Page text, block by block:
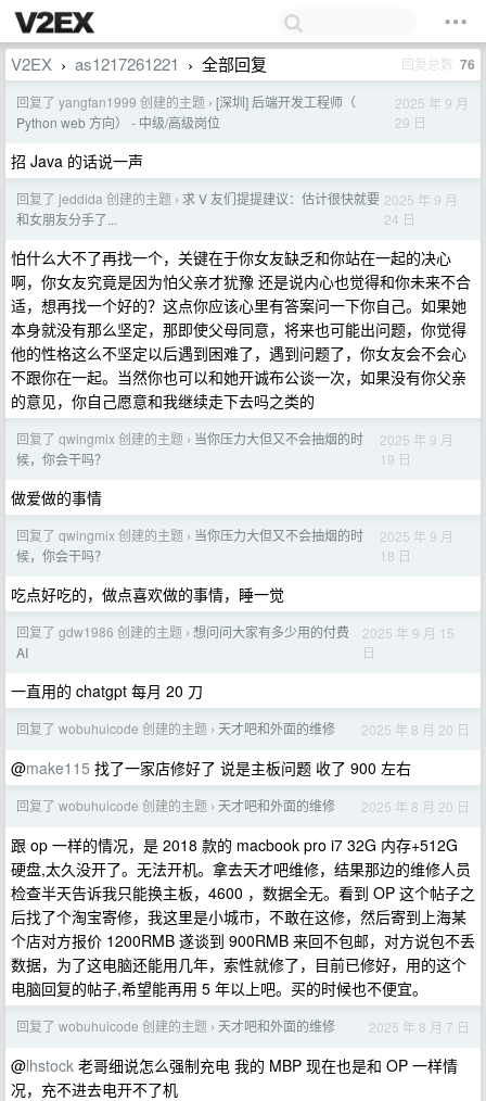
V2EX › as1217261221 › 全部回复 回复总数 76
回复了 yangfan1999 创建的主题 › [深圳] 后端开发工程师（
Python web 方向） - 中级/高级岗位
2025 年 9 月
29 日
招 Java 的话说一声
回复了 jeddida 创建的主题 › 求 V 友们提提建议：估计很快就要
和女朋友分手了...
2025 年 9 月
24 日
怕什么大不了再找一个，关键在于你女友缺乏和你站在一起的决心
啊，你女友究竟是因为怕父亲才犹豫 还是说内心也觉得和你未来不合
适，想再找一个好的？这点你应该心里有答案问一下你自己。如果她
本身就没有那么坚定，那即使父母同意，将来也可能出问题，你觉得
他的性格这么不坚定以后遇到困难了，遇到问题了，你女友会不会心
不跟你在一起。当然你也可以和她开诚布公谈一次，如果没有你父亲
的意见，你自己愿意和我继续走下去吗之类的
回复了 qwingmix 创建的主题 › 当你压力大但又不会抽烟的时
候，你会干吗？
2025 年 9 月
19 日
做爱做的事情
回复了 qwingmix 创建的主题 › 当你压力大但又不会抽烟的时
候，你会干吗？
2025 年 9 月
18 日
吃点好吃的，做点喜欢做的事情，睡一觉
回复了 gdw1986 创建的主题 › 想问问大家有多少用的付费
AI
2025 年 9 月 15
日
一直用的 chatgpt 每月 20 刀
回复了 wobuhuicode 创建的主题 › 天才吧和外面的维修 2025 年 8 月 20 日
@make115 找了一家店修好了 说是主板问题 收了 900 左右
回复了 wobuhuicode 创建的主题 › 天才吧和外面的维修 2025 年 8 月 20 日
跟 op 一样的情况，是 2018 款的 macbook pro i7 32G 内存+512G
硬盘,太久没开了。无法开机。拿去天才吧维修，结果那边的维修人员
检查半天告诉我只能换主板，4600 ，数据全无。看到 OP 这个帖子之
后找了个淘宝寄修，我这里是小城市，不敢在这修，然后寄到上海某
个店对方报价 1200RMB 遂谈到 900RMB 来回不包邮，对方说包不丢
数据，为了这电脑还能用几年，索性就修了，目前已修好，用的这个
电脑回复的帖子,希望能再用 5 年以上吧。买的时候也不便宜。
回复了 wobuhuicode 创建的主题 › 天才吧和外面的维修 2025 年 8 月 7 日
@lhstock 老哥细说怎么强制充电 我的 MBP 现在也是和 OP 一样情
况，充不进去电开不了机